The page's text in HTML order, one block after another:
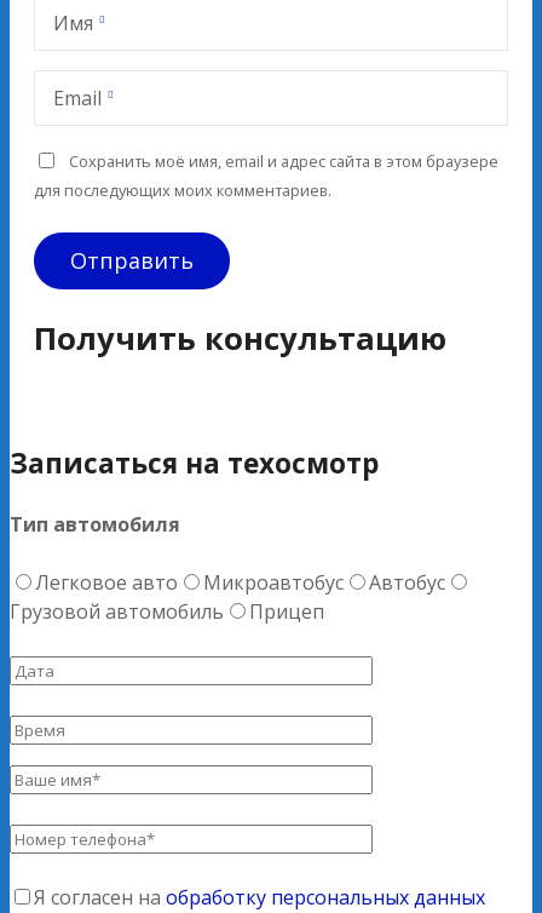
Имя
Email
Сохранить моё имя, email и адрес сайта в этом браузере
для последующих моих комментариев.
Получить консультацию
Записаться на техосмотр
Тип автомобиля
Легковое авто Микроавтобус
Автобус
Грузовой автомобиль
Прицеп
Я согласен на обработку персональных данных